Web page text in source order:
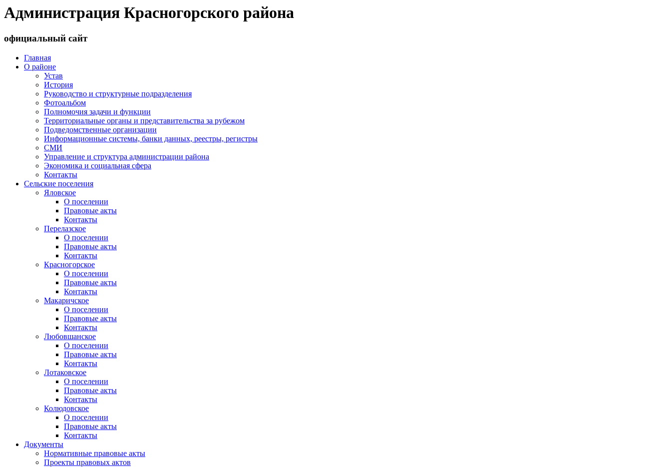
Администрация Красногорского района
официальный сайт
Главная
О районе
Устав
История
Руководство и структурные подразделения
Фотоальбом
Полномочия задачи и функции
Территориальные органы и представительства за рубежом
Подведомственные организации
Информационные системы, банки данных, реестры, регистры
СМИ
Управление и структура администрации района
Экономика и социальная сфера
Контакты
Сельские поселения
Яловское
О поселении
Правовые акты
Контакты
Перелазское
О поселении
Правовые акты
Контакты
Красногорское
О поселении
Правовые акты
Контакты
Макаричское
О поселении
Правовые акты
Контакты
Любовшанское
О поселении
Правовые акты
Контакты
Лотаковское
О поселении
Правовые акты
Контакты
Колюдовское
О поселении
Правовые акты
Контакты
Документы
Нормативные правовые акты
Проекты правовых актов